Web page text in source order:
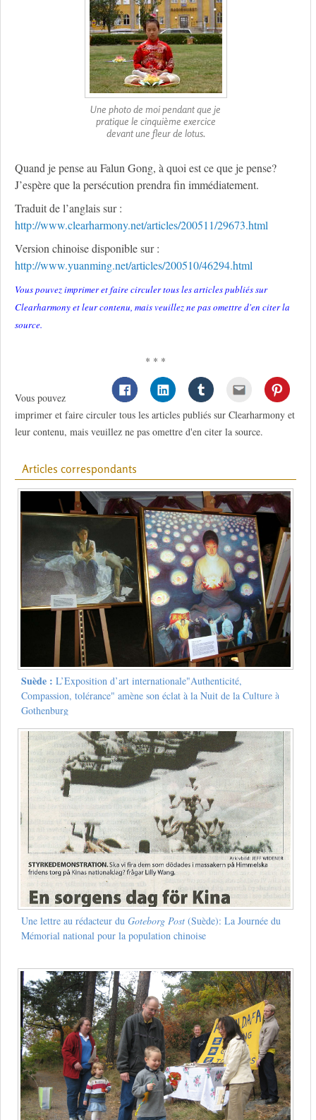
Une photo de moi pendant que je
pratique le cinquième exercice
devant une fleur de lotus.
Quand je pense au Falun Gong, à quoi est ce que je pense?
J’espère que la persécution prendra fin immédiatement.
Traduit de l’anglais sur :
http://www.clearharmony.net/articles/200511/29673.html
Version chinoise disponible sur :
http://www.yuanming.net/articles/200510/46294.html
Vous pouvez imprimer et faire circuler tous les articles publiés sur
Clearharmony et leur contenu, mais veuillez ne pas omettre d'en citer la
source.
* * *
Vous pouvez
imprimer et faire circuler tous les articles publiés sur Clearharmony et
leur contenu, mais veuillez ne pas omettre d'en citer la source.
Articles correspondants
Suède : L’Exposition d’art internationale"Authenticité,
Compassion, tolérance" amène son éclat à la Nuit de la Culture à
Gothenburg
Une lettre au rédacteur du Goteborg Post(Suède): La Journée du
Mémorial national pour la population chinoise